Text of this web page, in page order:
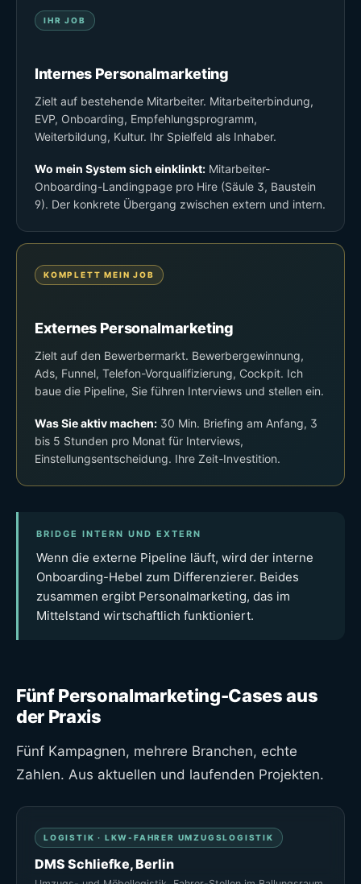
IHR JOB
Internes Personalmarketing
Zielt auf bestehende Mitarbeiter. Mitarbeiterbindung,
EVP, Onboarding, Empfehlungsprogramm,
Weiterbildung, Kultur. Ihr Spielfeld als Inhaber.
Wo mein System sich einklinkt: Mitarbeiter-
Onboarding-Landingpage pro Hire (Säule 3, Baustein
9). Der konkrete Übergang zwischen extern und intern.
KOMPLETT MEIN JOB
Externes Personalmarketing
Zielt auf den Bewerbermarkt. Bewerbergewinnung,
Ads, Funnel, Telefon-Vorqualifizierung, Cockpit. Ich
baue die Pipeline, Sie führen Interviews und stellen ein.
Was Sie aktiv machen: 30 Min. Briefing am Anfang, 3
bis 5 Stunden pro Monat für Interviews,
Einstellungsentscheidung. Ihre Zeit-Investition.
BRIDGE INTERN UND EXTERN
Wenn die externe Pipeline läuft, wird der interne
Onboarding-Hebel zum Differenzierer. Beides
zusammen ergibt Personalmarketing, das im
Mittelstand wirtschaftlich funktioniert.
Fünf Personalmarketing-Cases aus
der Praxis
Fünf Kampagnen, mehrere Branchen, echte
Zahlen. Aus aktuellen und laufenden Projekten.
LOGISTIK · LKW-FAHRER UMZUGSLOGISTIK
DMS Schliefke, Berlin